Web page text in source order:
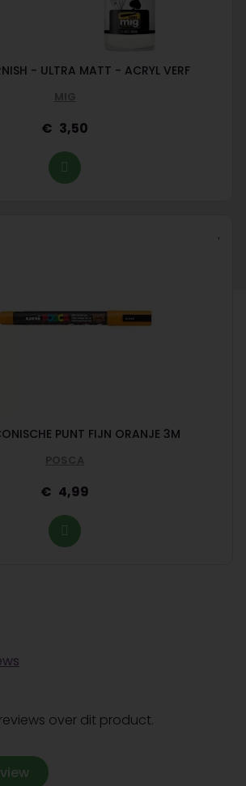
- ULTRA MATT - ACRYL VERF
MIG
3,50
PUNT FIJN ORANJE 3M
POSCA
4,99
over dit product.